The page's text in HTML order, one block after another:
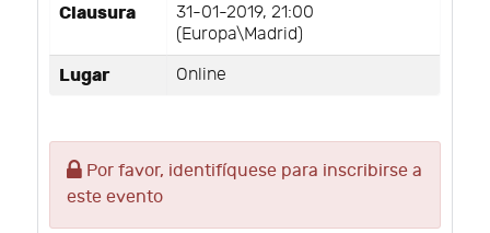
Clausura
31-01-2019, 21:00
(Europa\Madrid)
Lugar Online
Por favor, identifíquese para inscribirse a
este evento